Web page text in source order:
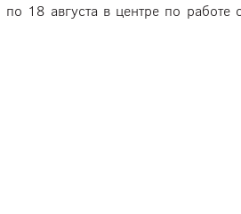
18 августа в центре по